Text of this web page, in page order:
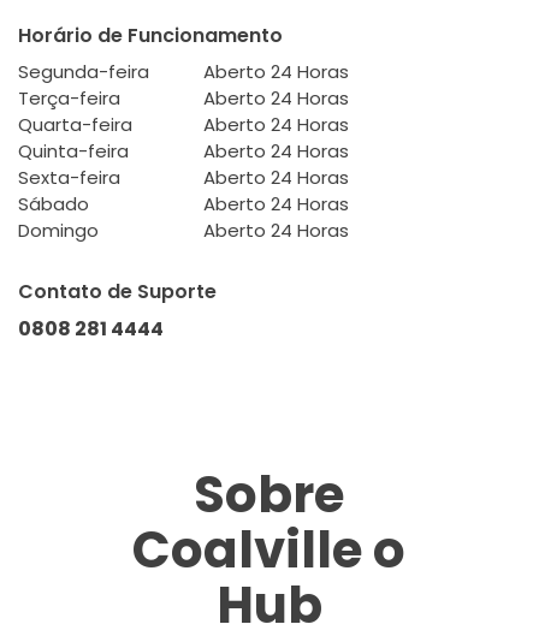
Horário de Funcionamento
Segunda-feira
Aberto 24 Horas
Terça-feira
Aberto 24 Horas
Quarta-feira
Aberto 24 Horas
Quinta-feira
Aberto 24 Horas
Sexta-feira
Aberto 24 Horas
Sábado
Aberto 24 Horas
Domingo
Aberto 24 Horas
Contato de Suporte
0808 281 4444
Sobre
Coalville o
Hub